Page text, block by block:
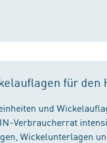
für den
und
Verbraucherrat
Wickelunterlagen